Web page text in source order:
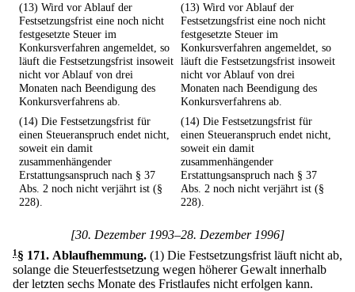
(13) Wird vor Ablauf der
Festsetzungsfrist eine noch nicht
festgesetzte Steuer im
Konkursverfahren angemeldet, so
läuft die Festsetzungsfrist insoweit
nicht vor Ablauf von drei
Monaten nach Beendigung des
Konkursverfahrens ab.
(13) Wird vor Ablauf der
Festsetzungsfrist eine noch nicht
festgesetzte Steuer im
Konkursverfahren angemeldet, so
läuft die Festsetzungsfrist insoweit
nicht vor Ablauf von drei
Monaten nach Beendigung des
Konkursverfahrens ab.
(14) Die Festsetzungsfrist für
einen Steueranspruch endet nicht,
soweit ein damit
zusammenhängender
Erstattungsanspruch nach § 37
Abs. 2 noch nicht verjährt ist (§
228).
(14) Die Festsetzungsfrist für
einen Steueranspruch endet nicht,
soweit ein damit
zusammenhängender
Erstattungsanspruch nach § 37
Abs. 2 noch nicht verjährt ist (§
228).
[30. Dezember 1993–28. Dezember 1996]
1§ 171. Ablaufhemmung. (1) Die Festsetzungsfrist läuft nicht ab,
solange die Steuerfestsetzung wegen höherer Gewalt innerhalb
der letzten sechs Monate des Fristlaufes nicht erfolgen kann.